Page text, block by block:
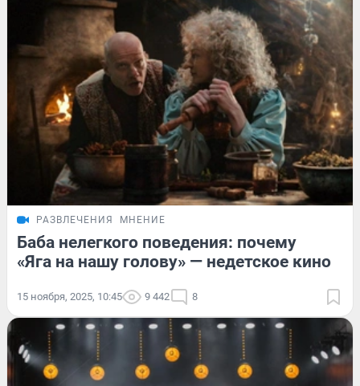
РАЗВЛЕЧЕНИЯ МНЕНИЕ
Баба нелегкого поведения: почему
«Яга на нашу голову» — недетское кино
15 ноября, 2025, 10:45 9 442 8